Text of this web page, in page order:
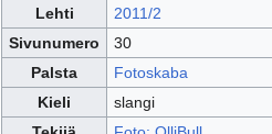
Lehti
2011/2
Sivunumero
30
Palsta
Fotoskaba
Kieli
slangi